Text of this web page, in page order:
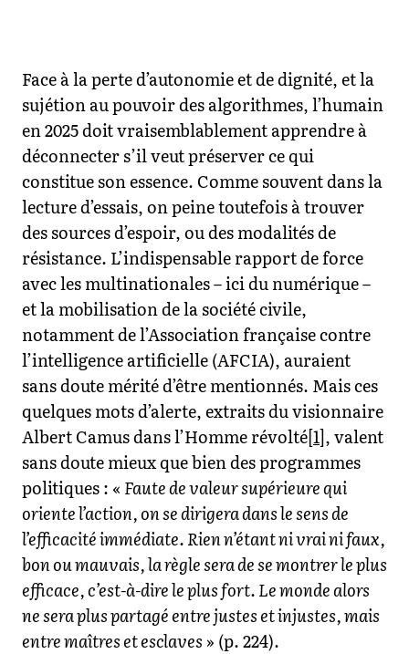
Face à la perte d’autonomie et de dignité, et la
sujétion au pouvoir des algorithmes, l’humain
en 2025 doit vraisemblablement apprendre à
déconnecter s’il veut préserver ce qui
constitue son essence. Comme souvent dans la
lecture d’essais, on peine toutefois à trouver
des sources d’espoir, ou des modalités de
résistance. L’indispensable rapport de force
avec les multinationales – ici du numérique –
et la mobilisation de la société civile,
notamment de l’Association française contre
l’intelligence artificielle (AFCIA), auraient
sans doute mérité d’être mentionnés. Mais ces
quelques mots d’alerte, extraits du visionnaire
Albert Camus dans l’Homme révolté[1], valent
sans doute mieux que bien des programmes
politiques : « Faute de valeur supérieure qui
oriente l’action, on se dirigera dans le sens de
l’efficacité immédiate. Rien n’étant ni vrai ni faux,
bon ou mauvais, la règle sera de se montrer le plus
efficace, c’est-à-dire le plus fort. Le monde alors
ne sera plus partagé entre justes et injustes, mais
entre maîtres et esclaves » (p. 224).